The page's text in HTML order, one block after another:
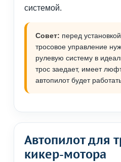
системой.
Совет: перед
тросовое управление
рулевую систему в
трос заедает, имеет
автопилот будет
Автопилот для
кикер-мотора